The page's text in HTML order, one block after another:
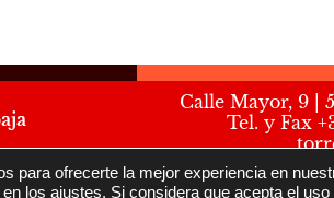
Calle Mayor, 9 |
Tel. y Fax
para ofrecerte la mejor experiencia en
los ajustes. Si considera que acepta el